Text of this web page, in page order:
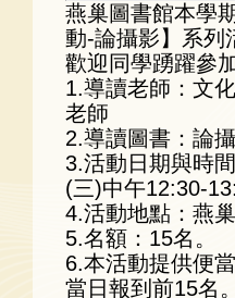
燕巢圖書館本學
動-論攝影】系列
歡迎同學踴躍參
1.導讀老師：文
老師
2.導讀圖書：論
3.活動日期與時
(三)中午12:30-
4.活動地點：燕
5.名額：15名。
6.本活動提供便
當日報到前15名。